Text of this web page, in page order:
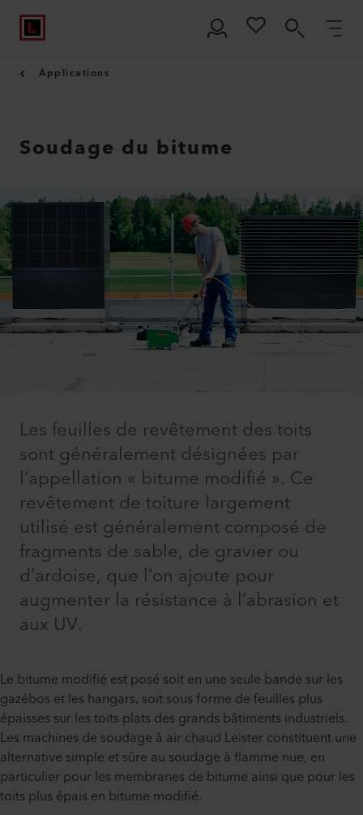
Applications
Soudage du bitume
Les feuilles de revêtement des toits
sont généralement désignées par
l’appellation « bitume modifié ». Ce
revêtement de toiture largement
utilisé est généralement composé de
fragments de sable, de gravier ou
d’ardoise, que l’on ajoute pour
augmenter la résistance à l’abrasion et
aux UV.
Le bitume modifié est posé soit en une seule bande sur les
gazébos et les hangars, soit sous forme de feuilles plus
épaisses sur les toits plats des grands bâtiments industriels.
Les machines de soudage à air chaud Leister constituent une
alternative simple et sûre au soudage à flamme nue, en
particulier pour les membranes de bitume ainsi que pour les
toits plus épais en bitume modifié.